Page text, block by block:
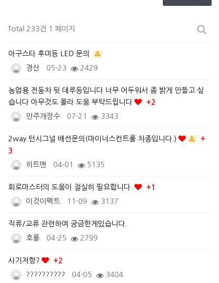
Total 233건 1 페이지
아구스타 후미등 LED 문의
경산
05-23 2429
농업용 전동차 뒷 데루등입니다 너무 어두워서 좀 밝게 만들고 싶
습니다 아무것도 몰라 도움 부탁드립니다
+2
만주개장수
07-21 3343
2way 턴시그널 배선문의(마이너스컨트롤 차종입니다.)
+
3
히트맨
04-01 5135
회로마스터의 도움이 절실히 필요합니다.
+1
이것이팩트
11-09 3137
직류/교류 관련하여 궁금한게있습니다.
호롤
04-25 2799
사기저항?
+2
??????????
04-05 3404